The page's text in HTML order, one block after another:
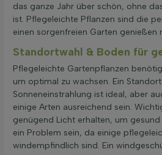
das ganze Jahr über schön, ohne
ist. Pflegeleichte Pflanzen sind die
einen sorgenfreien Garten genießen
Standortwahl & Boden für
Pflegeleichte Gartenpflanzen
um optimal zu wachsen. Ein
Sonneneinstrahlung ist ideal, aber
einige Arten ausreichend sein.
genügend Licht erhalten, um
ein Problem sein, da einige
windempfindlich sind. Ein